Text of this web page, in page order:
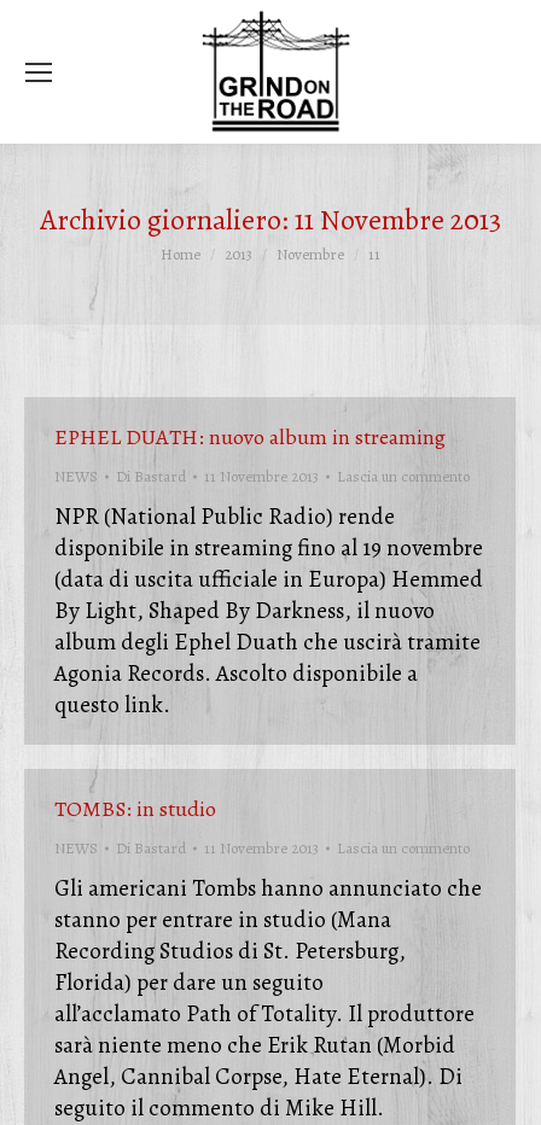
Archivio giornaliero:11 Novembre 2013
Tu sei qui:
Home 2013 Novembre 11
EPHEL DUATH: nuovo album in streaming
NEWS Di Bastard 11 Novembre 2013 Lascia un commento
NPR (National Public Radio) rende
disponibile in streaming fino al 19 novembre
(data di uscita ufficiale in Europa) Hemmed
By Light, Shaped By Darkness, il nuovo
album degli Ephel Duath che uscirà tramite
Agonia Records. Ascolto disponibile a
questo link.
TOMBS: in studio
NEWS Di Bastard 11 Novembre 2013 Lascia un commento
Gli americani Tombs hanno annunciato che
stanno per entrare in studio (Mana
Recording Studios di St. Petersburg,
Florida) per dare un seguito
all’acclamato Path of Totality. Il produttore
sarà niente meno che Erik Rutan (Morbid
Angel, Cannibal Corpse, Hate Eternal). Di
seguito il commento di Mike Hill.